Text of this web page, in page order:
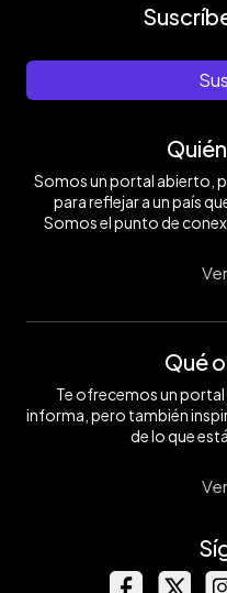
Somos un portal abierto,
para reflejar a un país
Somos el punto de
Qué
Te ofrecemos un
informa, pero también
de lo que